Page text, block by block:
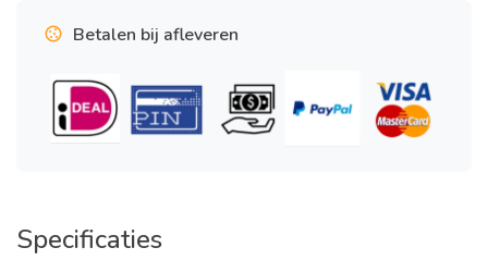
Betalen bij afleveren
Specificaties